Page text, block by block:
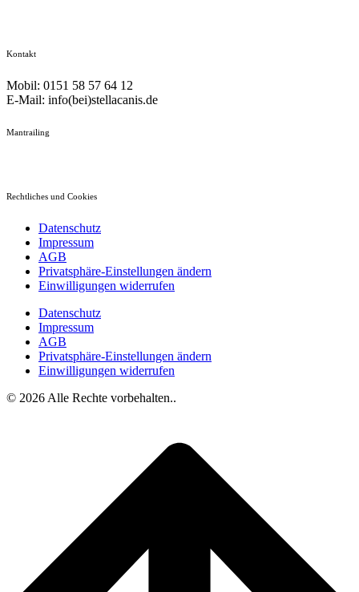
Kontakt
Mobil: 0151 58 57 64 12
E-Mail: info(bei)stellacanis.de
Mantrailing
Rechtliches und Cookies
Datenschutz
Impressum
AGB
Privatsphäre-Einstellungen ändern
Einwilligungen widerrufen
Datenschutz
Impressum
AGB
Privatsphäre-Einstellungen ändern
Einwilligungen widerrufen
© 2026 Alle Rechte vorbehalten..